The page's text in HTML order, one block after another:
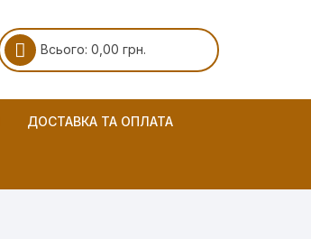
Всього: 0,00 грн.
ДОСТАВКА ТА ОПЛАТА